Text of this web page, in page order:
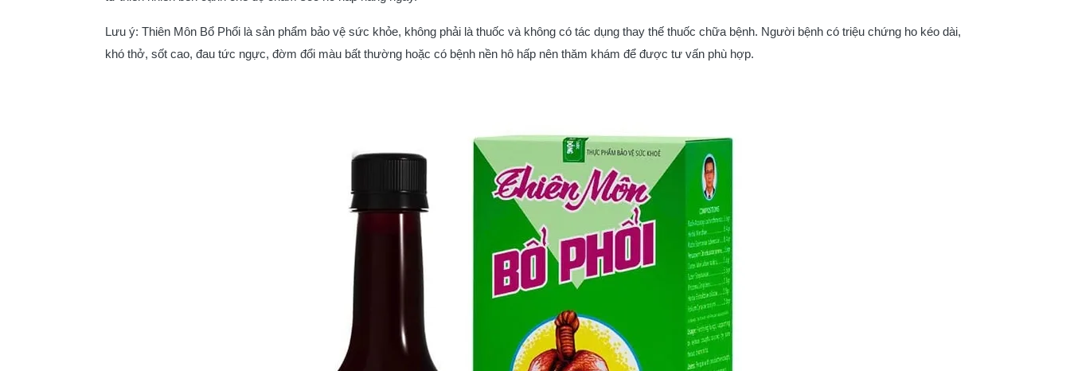
Lưu ý: Thiên Môn Bổ Phổi là sản phẩm bảo vệ sức khỏe, không phải là thuốc và không có tác dụng thay thế thuốc chữa bệnh. Người bệnh có triệu chứng ho kéo dài,
khó thở, sốt cao, đau tức ngực, đờm đổi màu bất thường hoặc có bệnh nền hô hấp nên thăm khám để được tư vấn phù hợp.